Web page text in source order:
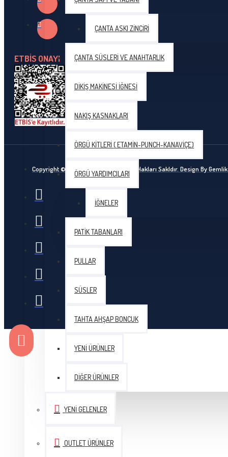
Himalaya YILDIZ İnce Pullu El Örgü İpliği
YARNEND Amigurumi 10 Adet 500 gr - L054
Ören Bayan
5 adet (500) gr Ören Bayan KITTY BABY Benekli Bebe İpi
5 adet (500) gr Ören Bayan KITTY BABY Benekli Bebe İpi
5 adet (500) gr Ören Bayan KITTY BABY Benekli Bebe İpi
Gazzal
Gazzal Baby Cotton
Tulip Etimo Yün Tığ Siyah
ÇANTA ASKI ZINCIRI
ÇANTA SÜSLERI VE ANAHTARLIK
DIKIŞ MAKINESI İĞNESI
NAKIŞ KASNAKLARI
ÖRGÜ KITLERI ( ETAMIN-PUNCH-KANAVIÇE)
ÖRGÜ YARDIMCILARI
İĞNELER
PATIK TABANLARI
PULLAR
SÜSLER
TAHTA AHŞAP BONCUK
YENI ÜRÜNLER
DIĞER ÜRÜNLER
YENI GELENLER
OUTLET ÜRÜNLER
ETBİS ONAYI
Copyright © 2020, Ceyhun Yün, Bütün Hakları Sakldır. Design By